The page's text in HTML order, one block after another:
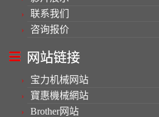
联系我们
咨询报价
网站链接
宝力机械网站
寶惠機械網站
Brother网站